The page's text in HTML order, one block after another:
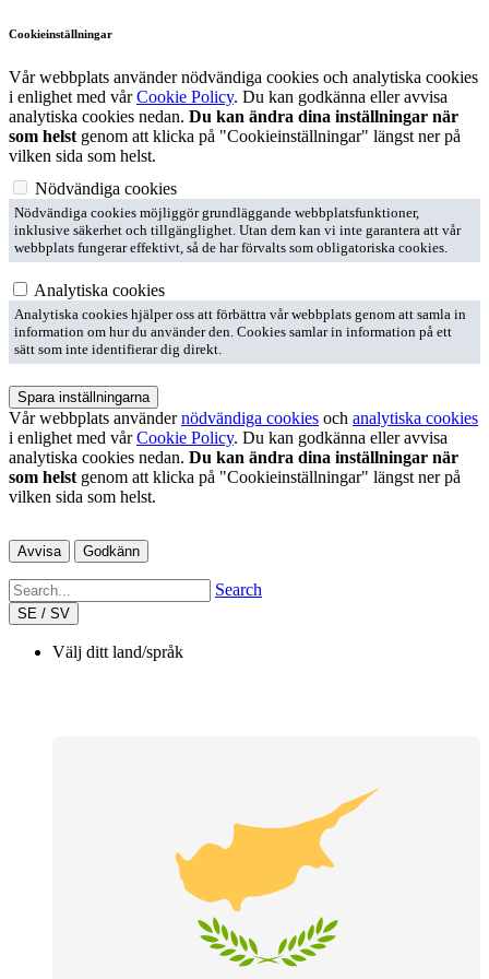
Cookieinställningar
Vår webbplats använder nödvändiga cookies och analytiska cookies
i enlighet med vårCookie Policy. Du kan godkänna eller avvisa
analytiska cookies nedan. Du kan ändra dina inställningar när
som helst genom att klicka på "Cookieinställningar" längst ner på
vilken sida som helst.
Nödvändiga cookies
Nödvändiga cookies möjliggör grundläggande webbplatsfunktioner,
inklusive säkerhet och tillgänglighet. Utan dem kan vi inte garantera att vår
webbplats fungerar effektivt, så de har förvalts som obligatoriska cookies.
Analytiska cookies
Analytiska cookies hjälper oss att förbättra vår webbplats genom att samla in
information om hur du använder den. Cookies samlar in information på ett
sätt som inte identifierar dig direkt.
Spara inställningarna
Vår webbplats användernödvändiga cookies och analytiska cookies
i enlighet med vårCookie Policy. Du kan godkänna eller avvisa
analytiska cookies nedan. Du kan ändra dina inställningar när
som helst genom att klicka på "Cookieinställningar" längst ner på
vilken sida som helst.
Avvisa Godkänn
Search
SE / SV
Välj ditt land/språk